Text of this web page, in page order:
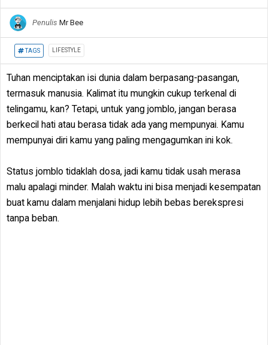
Penulis Mr Bee
TAGS LIFESTYLE
Tuhan menciptakan isi dunia dalam berpasang-pasangan,
termasuk manusia. Kalimat itu mungkin cukup terkenal di
telingamu, kan? Tetapi, untuk yang jomblo, jangan berasa
berkecil hati atau berasa tidak ada yang mempunyai. Kamu
mempunyai diri kamu yang paling mengagumkan ini kok.
Status jomblo tidaklah dosa, jadi kamu tidak usah merasa
malu apalagi minder. Malah waktu ini bisa menjadi kesempatan
buat kamu dalam menjalani hidup lebih bebas berekspresi
tanpa beban.